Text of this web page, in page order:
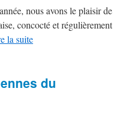
nous avons le plaisir de
concocté et régulièrement
la suite
du